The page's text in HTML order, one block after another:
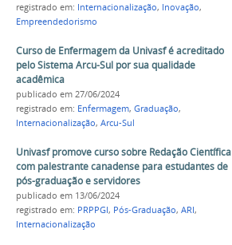
registrado em: Internacionalização, Inovação,
Empreendedorismo
Curso de Enfermagem da Univasf é acreditado
pelo Sistema Arcu-Sul por sua qualidade
acadêmica
publicado em 27/06/2024
registrado em: Enfermagem, Graduação,
Internacionalização, Arcu-Sul
Univasf promove curso sobre Redação Científica
com palestrante canadense para estudantes de
pós-graduação e servidores
publicado em 13/06/2024
registrado em: PRPPGI, Pós-Graduação, ARI,
Internacionalização